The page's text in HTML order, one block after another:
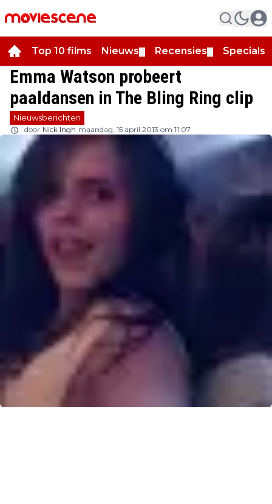
Top 10 films Nieuws Recensies Specials
Emma Watson probeert
paaldansen in The Bling Ring clip
Nieuwsberichten
door Nick Ingh maandag, 15 april 2013 om 11:07